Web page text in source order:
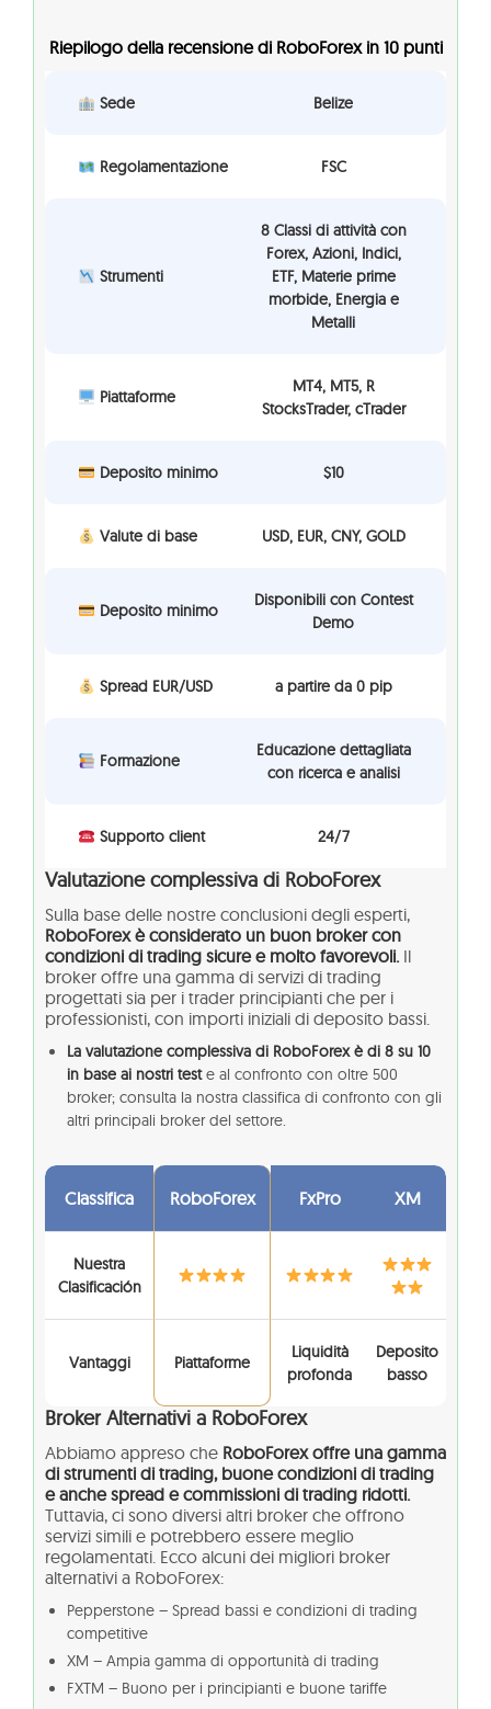
Riepilogo della recensione di RoboForex in 10 punti
Sede Belize
Regolamentazione FSC
Strumenti
8 Classi di attività con
Forex, Azioni, Indici,
ETF, Materie prime
morbide, Energia e
Metalli
Piattaforme
MT4, MT5, R
StocksTrader, cTrader
Deposito minimo $10
Valute di base USD, EUR, CNY, GOLD
Deposito minimo
Disponibili con Contest
Demo
Spread EUR/USD a partire da 0 pip
Formazione
Educazione dettagliata
con ricerca e analisi
Supporto client 24/7
Valutazione complessiva di RoboForex
Sulla base delle nostre conclusioni degli esperti,
RoboForex è considerato un buon broker con
condizioni di trading sicure e molto favorevoli. Il
broker offre una gamma di servizi di trading
progettati sia per i trader principianti che per i
professionisti, con importi iniziali di deposito bassi.
La valutazione complessiva di RoboForex è di 8 su 10
in base ai nostri teste al confronto con oltre 500
broker; consulta la nostra classifica di confronto con gli
altri principali broker del settore.
Classifica RoboForex FxPro XM
Nuestra
Clasificación
Vantaggi Piattaforme
Liquidità
profonda
Deposito
basso
Broker Alternativi a RoboForex
Abbiamo appreso che RoboForex offre una gamma
di strumenti di trading, buone condizioni di trading
e anche spread e commissioni di trading ridotti.
Tuttavia, ci sono diversi altri broker che offrono
servizi simili e potrebbero essere meglio
regolamentati. Ecco alcuni dei migliori broker
alternativi a RoboForex:
Pepperstone – Spread bassi e condizioni di trading
competitive
XM – Ampia gamma di opportunità di trading
FXTM – Buono per i principianti e buone tariffe